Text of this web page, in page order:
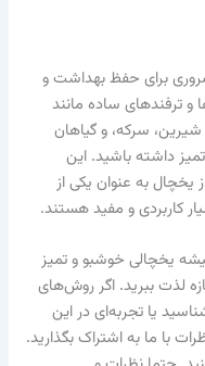
برای حفظ بهداشت و
ترفندهای ساده مانند
سرکه، و گیاهان
داشته باشید. این
یخچال به عنوان یکی از
کاربردی و مفید هستند.
یخچالی خوشبو و تمیز
لذت ببرید. اگر روش‌های
یا تجربه‌ای در این
با ما به اشتراک بگذارید.